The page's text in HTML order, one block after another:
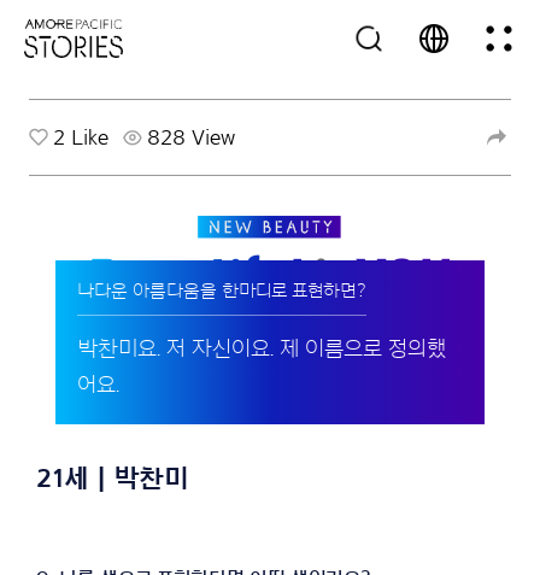
2 Like 828 View
나다운 아름다움을 한마디로 표현하면?
박찬미요. 저 자신이요. 제 이름으로 정의했
어요.
21세 | 박찬미